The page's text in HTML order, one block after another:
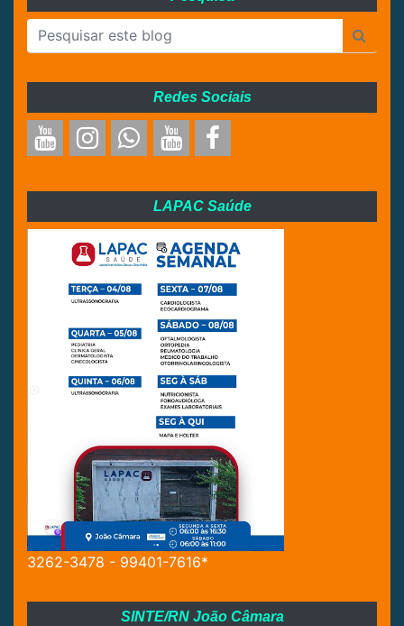
Redes Sociais
LAPAC Saúde
3262-3478 - 99401-7616*
SINTE/RN João Câmara